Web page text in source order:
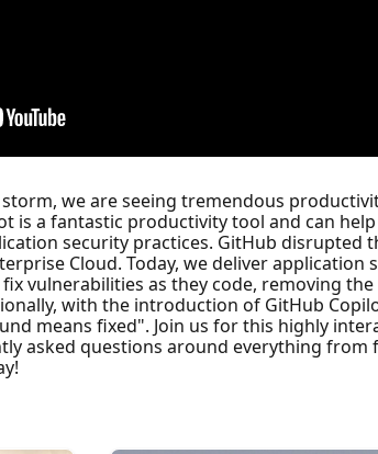
we are seeing tremendous
is a fantastic productivity tool and can
security practices. GitHub
Cloud. Today, we deliver
vulnerabilities as they code, removing
with the introduction of GitHub
means fixed". Join us for this highly
asked questions around everything